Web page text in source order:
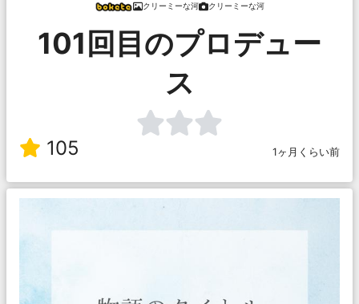
クリーミーな河 クリーミーな河
101回目のプロデュー
ス
105 1ヶ月くらい前